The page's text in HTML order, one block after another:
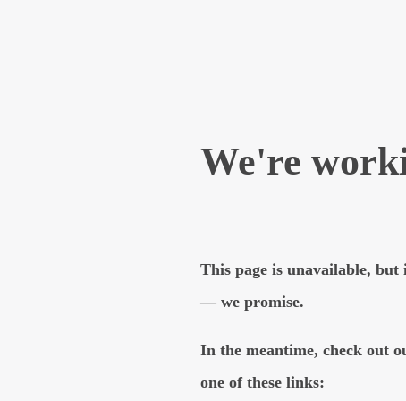
Leitlinienprogramm
Vollmer, G. (19. Januar